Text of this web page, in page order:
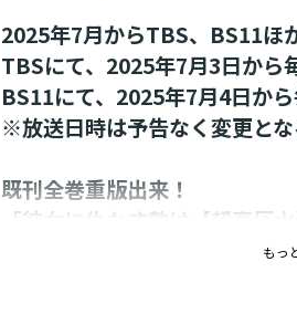
2025年7月からTBS、BS11ほ
TBSにて、2025年7月3日から
BS11にて、2025年7月4日か
※放送日時は予告なく変更とな
既刊全巻重版出来！
「彼女に仇なす敵は【超高圧
王国へと牙をむいた敵国の策謀
もっ